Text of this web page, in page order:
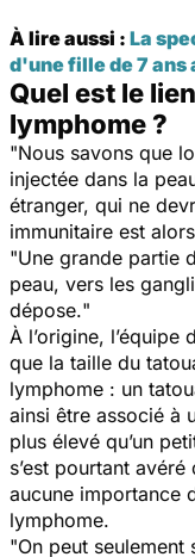
À lire aussi : La
d'une fille de 7 ans
Quel est le
lymphome ?
"Nous savons que
injectée dans la
étranger, qui ne
immunitaire est
"Une grande partie
peau, vers les
dépose."
À l’origine,
que la taille du
lymphome : un
ainsi être associé à
plus élevé qu’un
s’est pourtant
aucune importance
lymphome.
"On peut